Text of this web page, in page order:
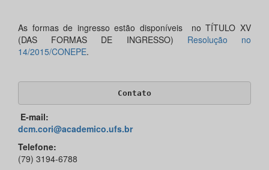
As formas de ingresso estão disponíveis no TÍTULO XV
(DAS FORMAS DE INGRESSO) Resolução no
14/2015/CONEPE.
Contato
E-mail:
dcm.cori@academico.ufs.br
Telefone:
(79) 3194-6788